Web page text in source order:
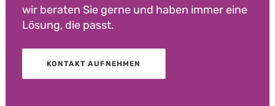
wir beraten Sie gerne und haben immer eine
Lösung, die passt.
KONTAKT AUFNEHMEN